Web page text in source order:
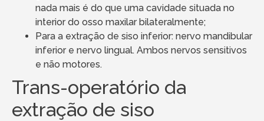
nada mais é do que uma cavidade situada no
interior do osso maxilar bilateralmente;
Para a extração de siso inferior: nervo mandibular
inferior e nervo lingual. Ambos nervos sensitivos
e não motores.
Trans-operatório da
extração de siso